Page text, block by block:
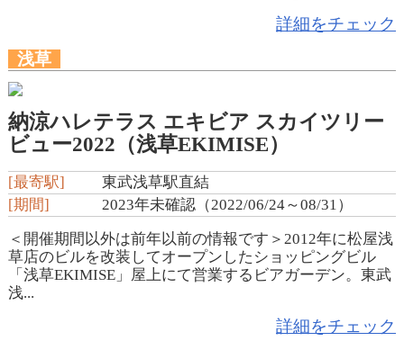
詳細をチェック
浅草
納涼ハレテラス エキビア スカイツリー
ビュー2022（浅草EKIMISE）
[最寄駅]
東武浅草駅直結
[期間]
2023年未確認（2022/06/24～08/31）
＜開催期間以外は前年以前の情報です＞2012年に松屋浅
草店のビルを改装してオープンしたショッピングビル
「浅草EKIMISE」屋上にて営業するビアガーデン。東武
浅...
詳細をチェック